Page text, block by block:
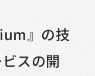
』の技
スの開